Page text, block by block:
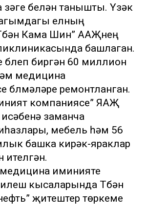
белән танышты. Үзәк
елның
Кама Шин” ААҖнең
башлаган.
бүлеп биргән 60 миллион
медицина
бүлмәләре ремонтланган.
компаниясе” ЯАҖ
заманча
мебель һәм 56
башка кирәк-яраклар
ителгән.
иминияте
кысаларында Түбән
җитештерү төркеме